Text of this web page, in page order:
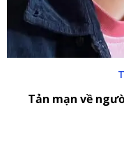
Tản mạn về